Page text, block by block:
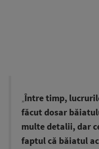
„Între timp,
făcut dosar
multe detalii, dar
faptul că băiatul